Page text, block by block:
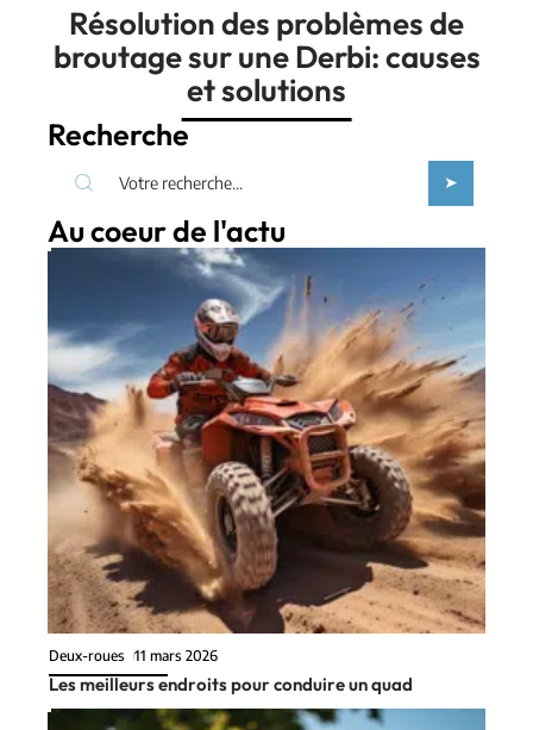
Résolution des problèmes de
broutage sur une Derbi: causes
et solutions
Recherche
Au coeur de l'actu
Deux-roues 11 mars 2026
Les meilleurs endroits pour conduire un quad